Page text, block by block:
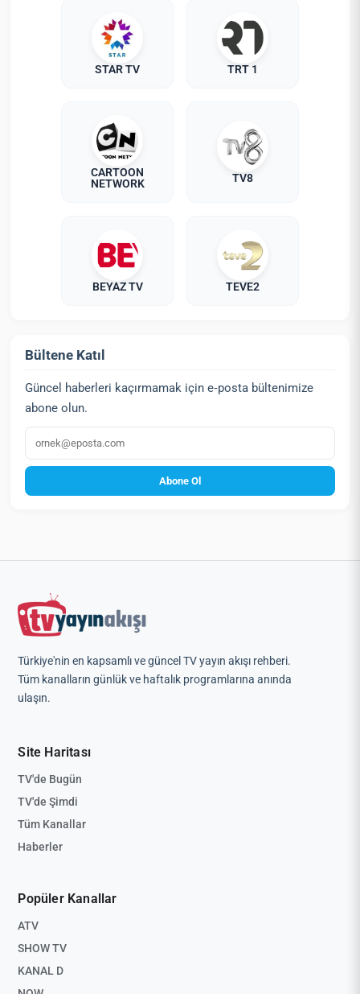
STAR TV TRT 1
CARTOON
NETWORK
TV8
BEYAZ TV TEVE2
Bültene Katıl
Güncel haberleri kaçırmamak için e‑posta bültenimize
abone olun.
E‑posta
Abone Ol
Türkiye'nin en kapsamlı ve güncel TV yayın akışı rehberi.
Tüm kanalların günlük ve haftalık programlarına anında
ulaşın.
Site Haritası
TV'de Bugün
TV'de Şimdi
Tüm Kanallar
Haberler
Popüler Kanallar
ATV
SHOW TV
KANAL D